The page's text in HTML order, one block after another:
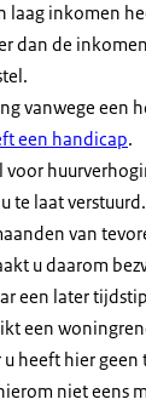
laag inkomen
dan de
vanwege een
een handicap.
voor
te laat
van
u daarom
een later
een
heeft hier
niet eens